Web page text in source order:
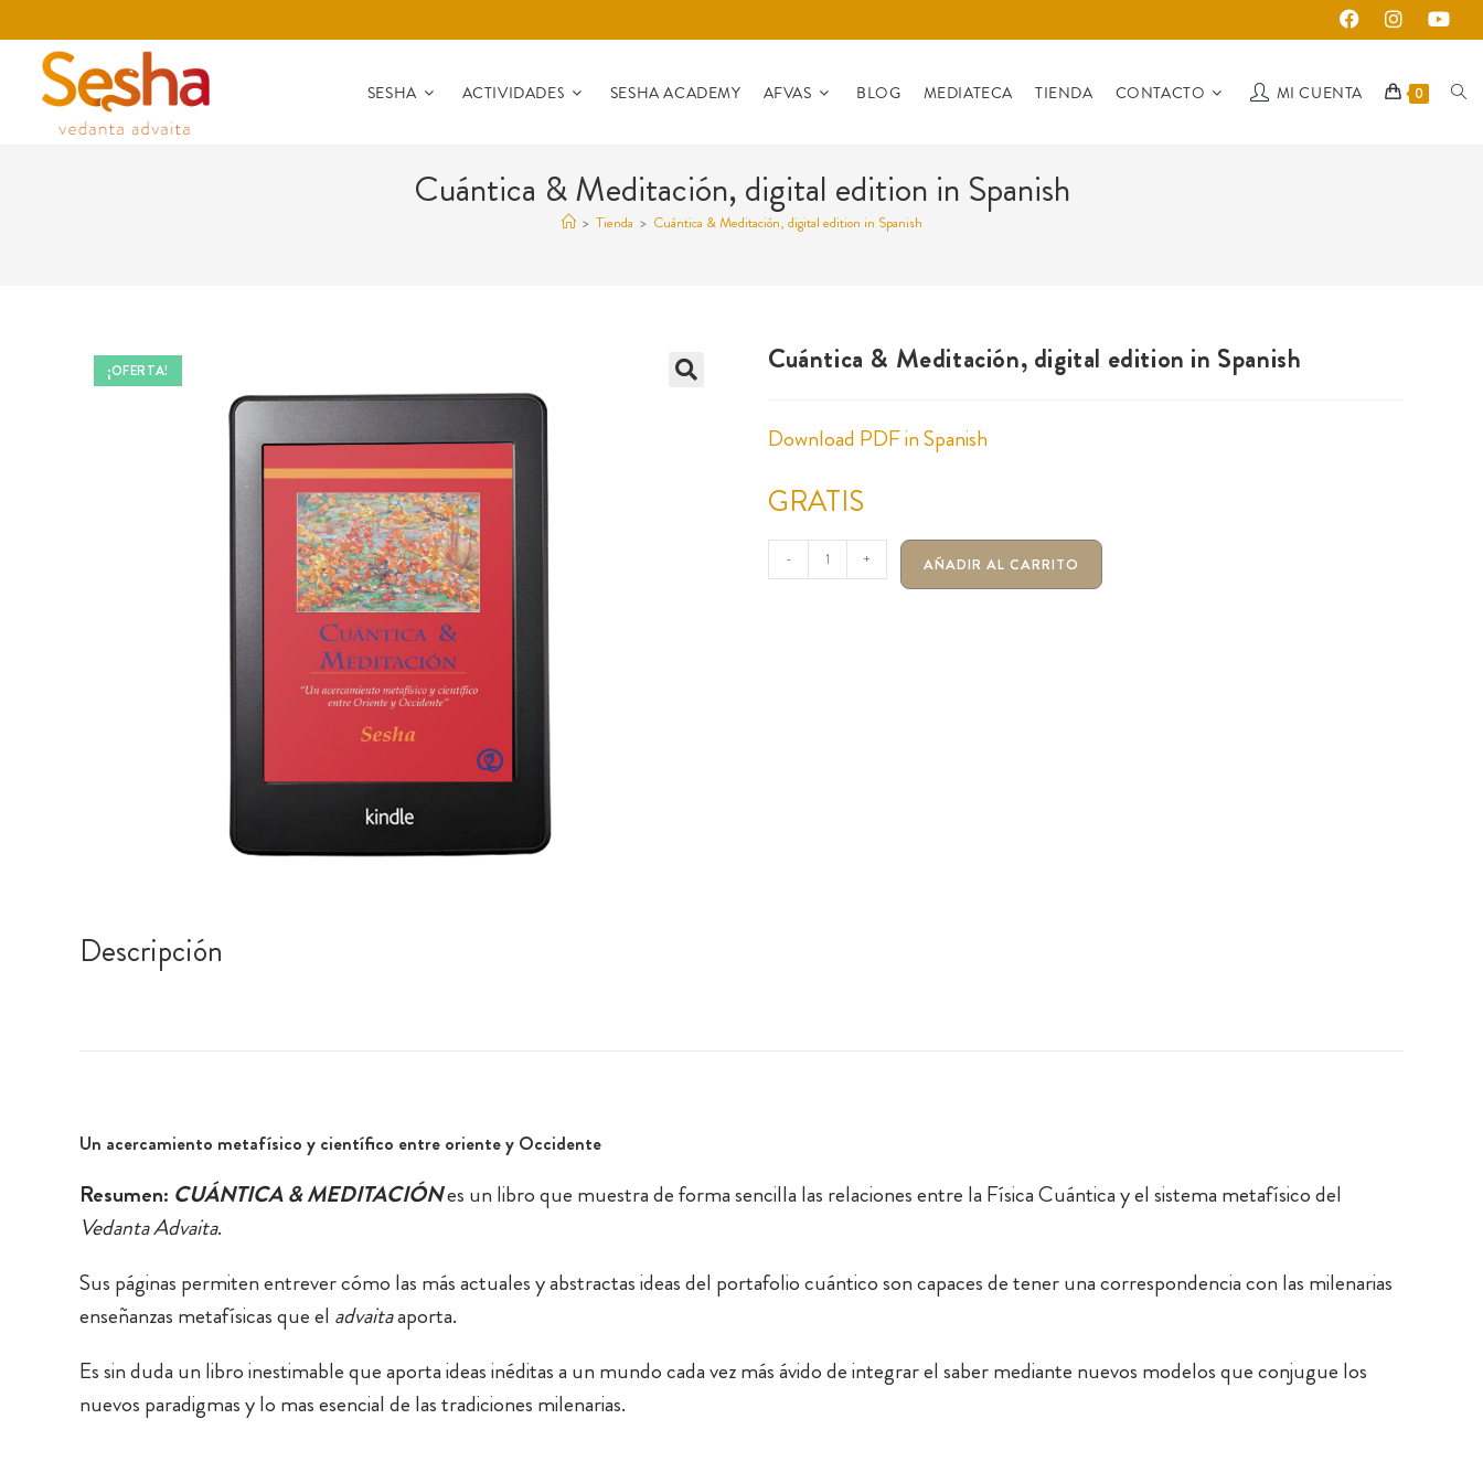
SESHA ACTIVIDADES SESHA ACADEMY AFVAS BLOG MEDIATECA TIENDA CONTACTO MI CUENTA 0
Cuántica & Meditación, digital edition in Spanish
> Tienda > Cuántica & Meditación, digital edition in Spanish
¡OFERTA! Cuántica & Meditación, digital edition in Spanish
Download PDF in Spanish
GRATIS
- + AÑADIR AL CARRITO
Descripción
Un acercamiento metafísico y científico entre oriente y Occidente
Resumen: CUÁNTICA & MEDITACIÓNes un libro que muestra de forma sencilla las relaciones entre la Física Cuántica y el sistema metafísico del
Vedanta Advaita.
Sus páginas permiten entrever cómo las más actuales y abstractas ideas del portafolio cuántico son capaces de tener una correspondencia con las milenarias
enseñanzas metafísicas que el advaitaaporta.
Es sin duda un libro inestimable que aporta ideas inéditas a un mundo cada vez más ávido de integrar el saber mediante nuevos modelos que conjugue los
nuevos paradigmas y lo mas esencial de las tradiciones milenarias.